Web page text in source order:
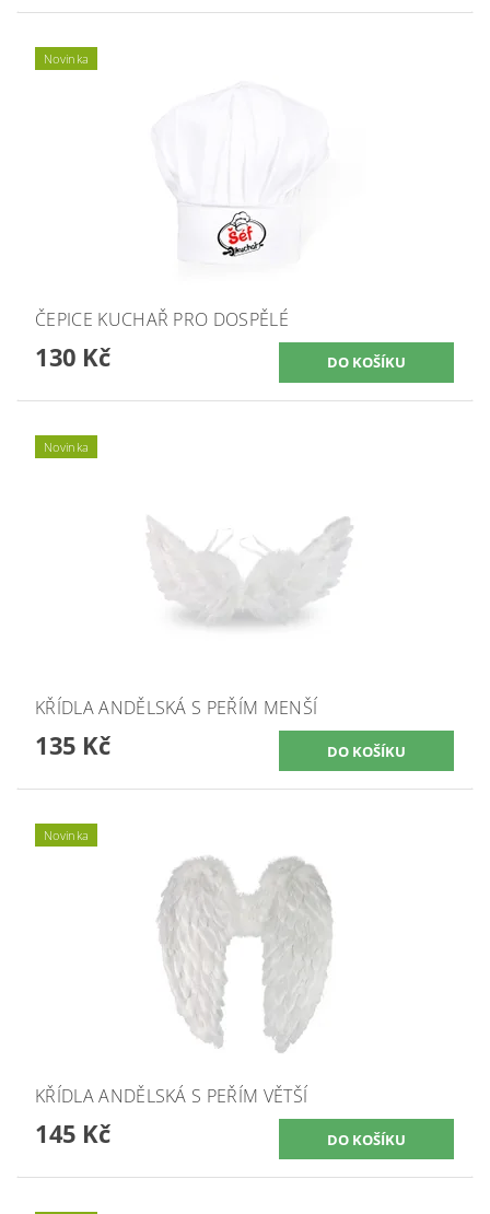
Novinka
ČEPICE KUCHAŘ PRO DOSPĚLÉ
130 Kč
Novinka
KŘÍDLA ANDĚLSKÁ S PEŘÍM MENŠÍ
135 Kč
Novinka
KŘÍDLA ANDĚLSKÁ S PEŘÍM VĚTŠÍ
145 Kč